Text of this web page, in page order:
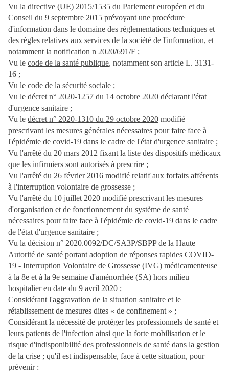
Vu la directive (UE) 2015/1535 du Parlement européen et du
Conseil du 9 septembre 2015 prévoyant une procédure
d'information dans le domaine des réglementations techniques et
des règles relatives aux services de la société de l'information, et
notamment la notification n 2020/691/F ;
Vu le code de la santé publique, notamment son article L. 3131-
16 ;
Vu le code de la sécurité sociale ;
Vu le décret n° 2020-1257 du 14 octobre 2020 déclarant l'état
d'urgence sanitaire ;
Vu le décret n° 2020-1310 du 29 octobre 2020 modifié
prescrivant les mesures générales nécessaires pour faire face à
l'épidémie de covid-19 dans le cadre de l'état d'urgence sanitaire ;
Vu l'arrêté du 20 mars 2012 fixant la liste des dispositifs médicaux
que les infirmiers sont autorisés à prescrire ;
Vu l'arrêté du 26 février 2016 modifié relatif aux forfaits afférents
à l'interruption volontaire de grossesse ;
Vu l'arrêté du 10 juillet 2020 modifié prescrivant les mesures
d'organisation et de fonctionnement du système de santé
nécessaires pour faire face à l'épidémie de covid-19 dans le cadre
de l'état d'urgence sanitaire ;
Vu la décision n° 2020.0092/DC/SA3P/SBPP de la Haute
Autorité de santé portant adoption de réponses rapides COVID-
19 - Interruption Volontaire de Grossesse (IVG) médicamenteuse
à la 8e et à la 9e semaine d'aménorrhée (SA) hors milieu
hospitalier en date du 9 avril 2020 ;
Considérant l'aggravation de la situation sanitaire et le
rétablissement de mesures dites « de confinement » ;
Considérant la nécessité de protéger les professionnels de santé et
leurs patients de l'infection ainsi que la forte mobilisation et le
risque d'indisponibilité des professionnels de santé dans la gestion
de la crise ; qu'il est indispensable, face à cette situation, pour
prévenir :